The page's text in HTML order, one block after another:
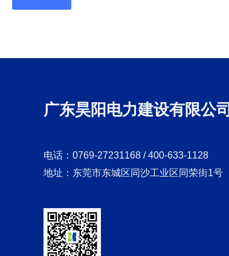
广东昊阳电力建设有限公司
电话：0769-27231168 / 400-633-1128
地址：东莞市东城区同沙工业区同荣街1号